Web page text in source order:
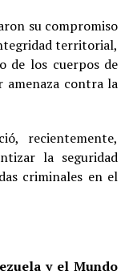
su compromiso
territorial,
de los cuerpos de
amenaza contra la
recientemente,
la seguridad
criminales en el
y el Mundo